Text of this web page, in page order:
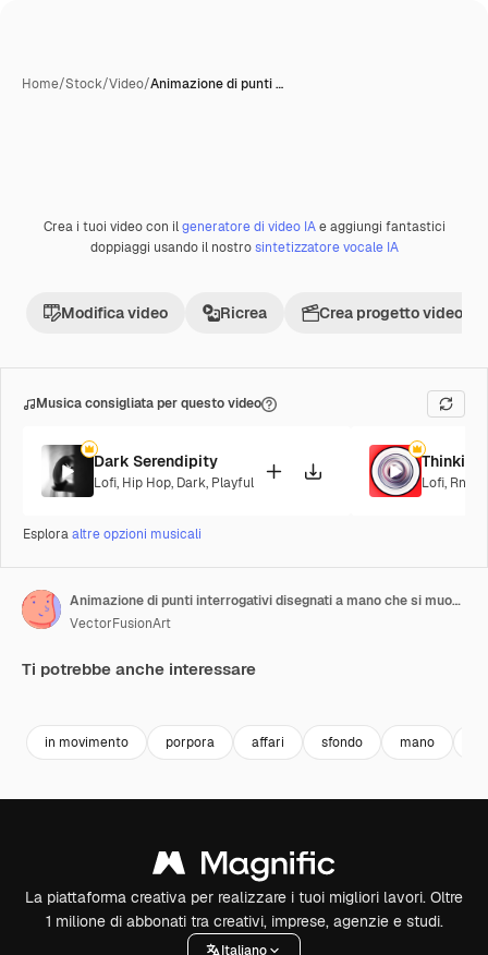
Home/Stock/Video/Animazione di punti …
PremiumCreata con IA
Crea i tuoi video con ilgeneratore di video IAe aggiungi fantastici
doppiaggi usando il nostrosintetizzatore vocale IA
Modifica video Ricrea Crea progetto video
Musica consigliata per questo video
Dark Serendipity
Lofi, Hip Hop, Dark, Playful
Thinking
Lofi, RnB
Esploraaltre opzioni musicali
Animazione di punti interrogativi disegnati a mano che si muovono su sfondo viola
VectorFusionArt
Ti potrebbe anche interessare
in movimento porpora affari sfondo mano
La piattaforma creativa per realizzare i tuoi migliori lavori. Oltre
1 milione di abbonati tra creativi, imprese, agenzie e studi.
Italiano